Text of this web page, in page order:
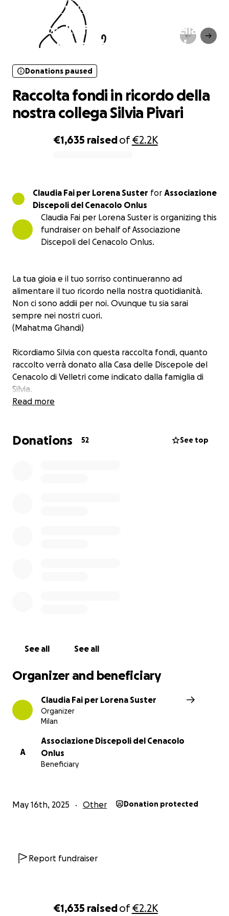
€1,635 raisedof€2.2K
Donations paused
Raccolta fondi in ricordo della
nostra collega Silvia Pivari
€1,635 raisedof€2.2K
Donations paused
Raccolta fondi in ricordo della
nostra collega Silvia Pivari
Claudia Fai per Lorena Suster for Associazione
Discepoli del Cenacolo Onlus
Claudia Fai per Lorena Suster is organizing this
fundraiser on behalf of Associazione
Discepoli del Cenacolo Onlus.
La tua gioia e il tuo sorriso continueranno ad
alimentare il tuo ricordo nella nostra quotidianità.
Non ci sono addii per noi. Ovunque tu sia sarai
sempre nei nostri cuori.
(Mahatma Ghandi)
Ricordiamo Silvia con questa raccolta fondi, quanto
raccolto verrà donato alla Casa delle Discepole del
Cenacolo di Velletri come indicato dalla famiglia di
Silvia.
Read more
Donations 52 See top
See all See all
Organizer and beneficiary
Claudia Fai per Lorena Suster
Organizer
Milan
A
Associazione Discepoli del Cenacolo
Onlus
Beneficiary
May 16th, 2025 Other Donation protected
Report fundraiser